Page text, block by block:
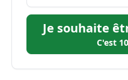
Je souhaite
C'est